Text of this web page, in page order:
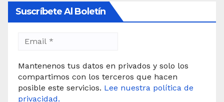
Suscríbete Al Boletín
Mantenenos tus datos en privados y solo los
compartimos con los terceros que hacen
posible este servicios. Lee nuestra política de
privacidad.